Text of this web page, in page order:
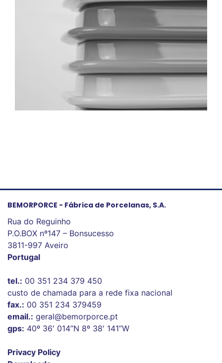
BEMORPORCE - Fábrica de Porcelanas, S.A.
Rua do Reguinho
P.O.BOX nº147 – Bonsucesso
3811-997 Aveiro
Portugal
tel.: 00 351 234 379 450
custo de chamada para a rede fixa nacional
fax.: 00 351 234 379459
email.: geral@bemorporce.pt
gps: 40º 36′ 014”N 8º 38′ 141”W
Privacy Policy